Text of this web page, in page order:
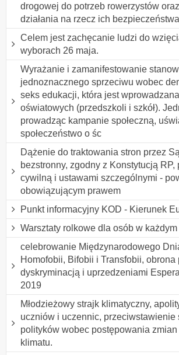
drogowej do potrzeb rowerzystów
działania na rzecz ich
Celem jest zachęcanie ludzi do
wyborach 26 maja.
Wyrażanie i zamanifestowanie
jednoznacznego sprzeciwu wobec
seks edukacji, która jest
oświatowych (przedszkoli i szkół).
prowadząc kampanie społeczną,
społeczeństwo o śc
Dążenie do traktowania stron przez
bezstronny, zgodny z Konstytucją RP,
cywilną i ustawami szczególnymi -
obowiązującym prawem
Punkt informacyjny KOD - Kierunek
Warsztaty rolkowe dla osób w
celebrowanie Międzynarodowego
Homofobii, Bifobii i Transfobii, obrona
dyskryminacją i uprzedzeniami
2019
Młodzieżowy strajk klimatyczny,
uczniów i uczennic, przeciwstawienie
polityków wobec postępowania
klimatu.